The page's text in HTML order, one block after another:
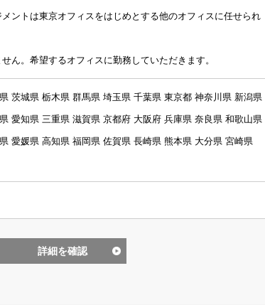
ントは東京オフィスをはじめとする他のオフィスに任せられ
ん。希望するオフィスに勤務していただきます。
茨城県 栃木県 群馬県 埼玉県 千葉県 東京都 神奈川県 新潟県
愛知県 三重県 滋賀県 京都府 大阪府 兵庫県 奈良県 和歌山県
愛媛県 高知県 福岡県 佐賀県 長崎県 熊本県 大分県 宮崎県
詳細を確認